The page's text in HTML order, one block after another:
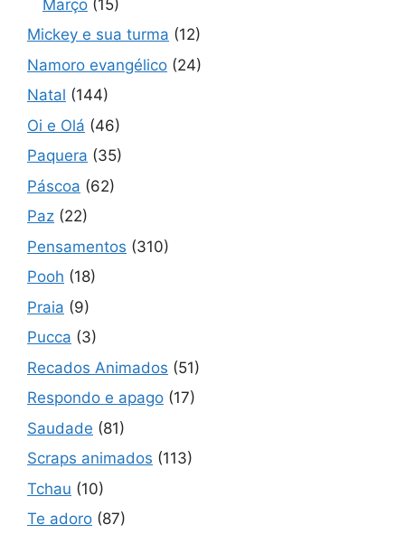
Março (15)
Mickey e sua turma (12)
Namoro evangélico (24)
Natal (144)
Oi e Olá (46)
Paquera (35)
Páscoa (62)
Paz (22)
Pensamentos (310)
Pooh (18)
Praia (9)
Pucca (3)
Recados Animados (51)
Respondo e apago (17)
Saudade (81)
Scraps animados (113)
Tchau (10)
Te adoro (87)